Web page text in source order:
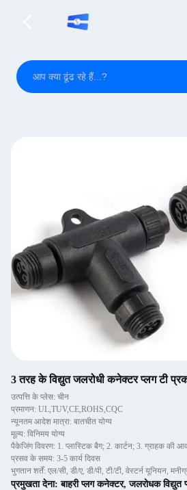
3 तरह के विद्युत जलरोधी कनेक्टर प्लग टी
उत्पत्ति के प्लेस: चीन
प्रमाणन: UL,TUV,CE,ROHS,CQC
न्यूनतम आदेश मात्रा: बातचीत योग्य
मूल्य: विनिमय योग्य
पैकेजिंग विवरण: 1. प्लास्टिक बैग; 2. कार्टन; 3. ग्राहक
प्रसव के समय: 3-5 कार्य दिवस
भुगतान शर्तें: एल/सी, डी/ए, डी/पी, टी/टी, वेस्टर्न यूनियन,
प्रमुखता देना:बाहरी प्लग कनेक्टर,जलरोधक विद्युत